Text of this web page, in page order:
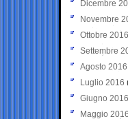
Dicembre
Novembre
Ottobre 2016
Settembre
Agosto 2016
Luglio 2016
Giugno 2016
Maggio 2016